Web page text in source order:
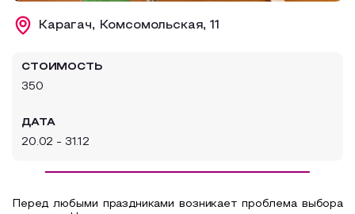
Образовательный туризм
Карагач, Комсомольская, 11
СТОИМОСТЬ
350
ДАТА
20.02 - 31.12
Перед любыми праздниками возникает проблема выбора